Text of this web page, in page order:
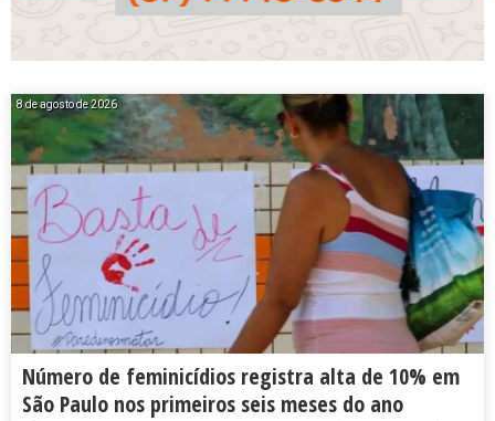
8 de agosto de 2026
Número de feminicídios registra alta de 10% em
São Paulo nos primeiros seis meses do ano